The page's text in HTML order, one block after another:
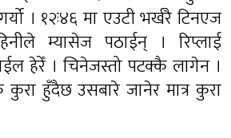
। १२ः४६ मा एउटी भर्खरै टिनएज
म्यासेज पठाईन् । रिप्लाई
हेरेँ । चिनेजस्तो पटक्कै लागेन ।
हुँदैछ उसबारे जानेर मात्र कुरा